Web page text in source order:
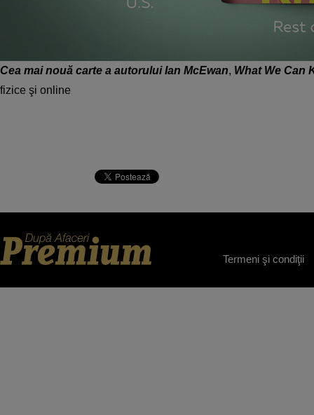
Cea mai nouă carte a autorului Ian McEwan, What We Can
fizice şi online
Termeni şi condiţii